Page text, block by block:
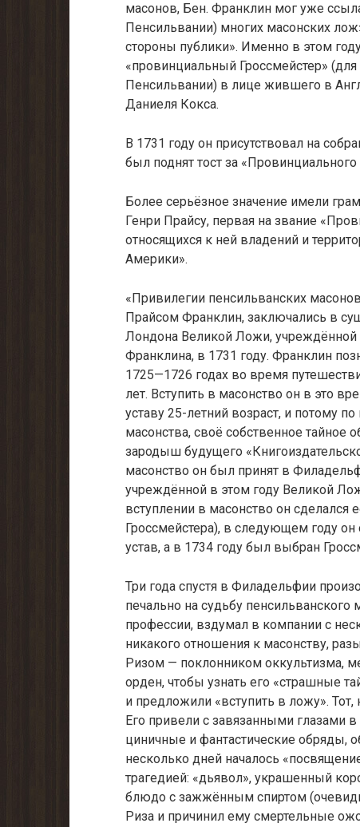
масонов, Бен. Франклин мог уже
Пенсильвании) многих масонских
стороны публики». Именно в этом
«провинциальный Гроссмейстер»
Пенсильвании) в лице жившего в
Даниеля Кокса.
В 1731 году он присутствовал на
был поднят тост за
Более серьёзное значение имели
Генри Прайсу, первая на звание
относящихся к ней владений и
Америки».
«Привилегии пенсильванских
Прайсом Франклин, заключались в
Лондона Великой Ложи, учреждённой
Франклина, в 1731 году. Франклин
1725—1726 годах во время
лет. Вступить в масонство он в это
уставу 25-летний возраст, и потому
масонства, своё собственное
зародыш будущего
масонство он был принят в
учреждённой в этом году Великой
вступлении в масонство он
Гроссмейстера), в следующем году
устав, а в 1734 году был выбран
Три года спустя в Филадельфии
печально на судьбу
профессии, вздумал в компании с
никакого отношения к масонству,
Ризом — поклонником оккультизма,
орден, чтобы узнать его «страшные
и предложили «вступить в ложу».
Его привели с завязанными глазами в
циничные и фантастические обряды,
несколько дней началось
трагедией: «дьявол», украшенный
блюдо с зажжённым спиртом
Риза и причинил ему смертельные